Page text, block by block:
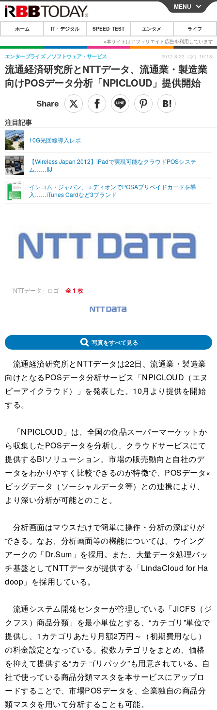
CLOSE
ホーム
IT・デジタル
IT・デジタルTOP スマートフォン
ショッピング その他
SPEED TEST
エンタメTOP 映画・ドラマ
グラビア
ショッピング その他
ライフTOP
その他
リリース一覧
プッシュ通知の停止方法
MENU
ホーム IT・デジタル SPEED TEST エンタメ ライフ
流通経済研究所とNTTデータ、流通業・製造業
向けPOSデータ分析「NPICLOUD」提供開始
エンタープライズ ソフトウェア・サービス
注目記事
10G光回線導入レポ
【Wireless Japan 2012】iPadで実現可能なクラウドPOSシステ
ム……IIJ
インコム・ジャパン、エディオンでPOSAプリペイドカードを導
入……iTunes Cardなど3ブランド
2012.8.22（水）16:18
「NTTデータ」ロゴ 全 1 枚
写真をすべて見る
流通経済研究所とNTTデータは22日、流通業・製造業
向けとなるPOSデータ分析サービス「NPICLOUD（エヌ
ピーアイクラウド）」を発表した。10月より提供を開始
する。
「NPICLOUD」は、全国の食品スーパーマーケットか
ら収集したPOSデータを分析し、クラウドサービスにて
提供するBIソリューション。市場の販売動向と自社のデ
ータをわかりやすく比較できるのが特徴で、POSデータ×
ビッグデータ（ソーシャルデータ等）との連携により、
より深い分析が可能とのこと。
分析画面はマウスだけで簡単に操作・分析の深ぼりが
できる。なお、分析画面等の機能については、ウイング
アークの「Dr.Sum」を採用。また、大量データ処理バッ
チ基盤としてNTTデータが提供する「LindaCloud for Ha
doop」を採用している。
流通システム開発センターが管理している「JICFS（ジ
クフス）商品分類」を最小単位とする、“カテゴリ”単位で
提供し、1カテゴリあたり月額2万円～（初期費用なし）
の料金設定となっている。複数カテゴリをまとめ、価格
を抑えて提供する“カテゴリパック”も用意されている。自
社で使っている商品分類マスタを本サービスにアップロ
ードすることで、市場POSデータを、企業独自の商品分
類マスタを用いて分析することも可能。